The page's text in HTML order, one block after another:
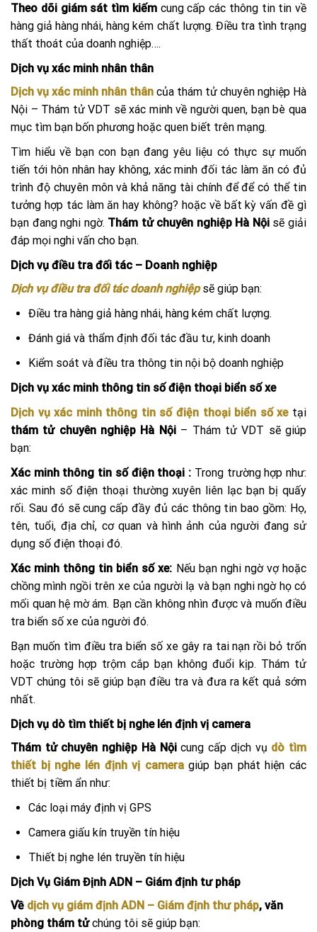
Theo dõi giám sát tìm kiếm cung cấp các thông tin tin về
hàng giả hàng nhái, hàng kém chất lượng. Điều tra tình trạng
thất thoát của doanh nghiệp….
Dịch vụ xác minh nhân thân
Dịch vụ xác minh nhân thân của thám tử chuyên nghiệp Hà
Nội – Thám tử VDT sẽ xác minh về người quen, bạn bè qua
mục tìm bạn bốn phương hoặc quen biết trên mạng.
Tìm hiểu về bạn con bạn đang yêu liệu có thực sự muốn
tiến tới hôn nhân hay không, xác minh đối tác làm ăn có đủ
trình độ chuyên môn và khả năng tài chính để để có thể tin
tưởng hợp tác làm ăn hay không? hoặc về bất kỳ vấn đề gì
bạn đang nghi ngờ. Thám tử chuyên nghiệp Hà Nội sẽ giải
đáp mọi nghi vấn cho bạn.
Dịch vụ điều tra đối tác – Doanh nghiệp
Dịch vụ điều tra đối tác doanh nghiệpsẽ giúp bạn:
Điều tra hàng giả hàng nhái, hàng kém chất lượng.
Đánh giá và thẩm định đối tác đầu tư, kinh doanh
Kiểm soát và điều tra thông tin nội bộ doanh nghiệp
Dịch vụ xác minh thông tin số điện thoại biển số xe
Dịch vụ xác minh thông tin số điện thoại biển số xe tại
thám tử chuyên nghiệp Hà Nội – Thám tử VDT sẽ giúp
bạn:
Xác minh thông tin số điện thoại : Trong trường hợp như:
xác minh số điện thoại thường xuyên liên lạc bạn bị quấy
rối. Sau đó sẽ cung cấp đầy đủ các thông tin bao gồm: Họ,
tên, tuổi, địa chỉ, cơ quan và hình ảnh của người đang sử
dụng số điện thoại đó.
Xác minh thông tin biển số xe: Nếu bạn nghi ngờ vợ hoặc
chồng mình ngồi trên xe của người lạ và bạn nghi ngờ họ có
mối quan hệ mờ ám. Bạn cần không nhìn được và muốn điều
tra biển số xe của người đó.
Bạn muốn tìm điều tra biển số xe gây ra tai nạn rồi bỏ trốn
hoặc trường hợp trộm cắp bạn không đuổi kịp. Thám tử
VDT chúng tôi sẽ giúp bạn điều tra và đưa ra kết quả sớm
nhất.
Dịch vụ dò tìm thiết bị nghe lén định vị camera
Thám tử chuyên nghiệp Hà Nộicung cấp dịch vụ dò tìm
thiết bị nghe lén định vị camera giúp bạn phát hiện các
thiết bị tiềm ẩn như:
Các loại máy định vị GPS
Camera giấu kín truyền tín hiệu
Thiết bị nghe lén truyền tín hiệu
Dịch Vụ Giám Định ADN – Giám định tư pháp
Về dịch vụ giám định ADN – Giám định thư pháp, văn
phòng thám tửchúng tôi sẽ giúp bạn: